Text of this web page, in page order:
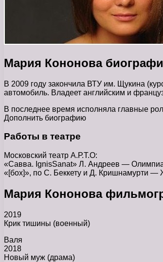
Мария Кононова
В 2009 году закончила ВТУ им. Щукина
автомобиль. Владеет английским и
В последнее время исполняла главные
Дополнить биографию
Работы в театре
Московский театр А.Р.Т.О:
«Савва. IgnisSanat» Л. Андреев —
«[бох]», по С. Беккету и Д. Кришнамурти
Мария Кононова
2019
Крик тишины (военный)
Валя
2018
Новый муж (драма)